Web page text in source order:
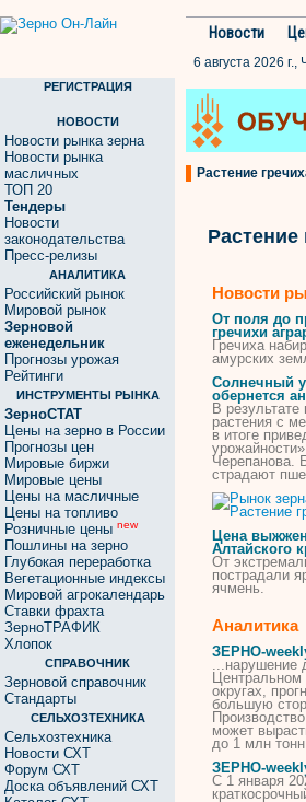
Новости
6 августа 2026 г.,
РЕГИСТРАЦИЯ
НОВОСТИ
Новости рынка зерна
Новости рынка
масличных
ТОП 20
Тендеры
Новости
законодательства
Пресс-релизы
АНАЛИТИКА
Российский рынок
Мировой рынок
Зерновой
еженедельник
Прогнозы урожая
Рейтинги
ИНСТРУМЕНТЫ РЫНКА
ЗерноСТАТ
Цены на зерно в России
Прогнозы цен
Мировые биржи
Мировые цены
Цены на масличные
Цены на топливо
Розничные цены new
Пошлины на зерно
Глубокая переработка
Вегетационные индексы
Мировой агрокалендарь
Ставки фрахта
ЗерноТРАФИК
Хлопок
СПРАВОЧНИК
Зерновой справочник
Стандарты
СЕЛЬХОЗТЕХНИКА
Сельхозтехника
Новости СХТ
Форум СХТ
Доска объявлений СХТ
Растение
Растение
Новости
От поля до
гречихи
Гречиха
амурских
Солнечный
обернется
В
растения с
в итоге
Черепанова.
страдают
Цена
Алтайского
От
пострадали
ячмень.
Аналитика
ЗЕРНО-
...нарушение
округах,
большую
Производство
может
до 1 млн
ЗЕРНО-
C 1 января